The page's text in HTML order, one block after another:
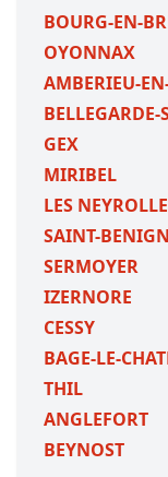
BOURG-EN-
OYONNAX
AMBERIEU-
BELLEGARDE-
GEX
MIRIBEL
LES
SAINT-
SERMOYER
IZERNORE
CESSY
BAGE-LE-
THIL
ANGLEFORT
BEYNOST